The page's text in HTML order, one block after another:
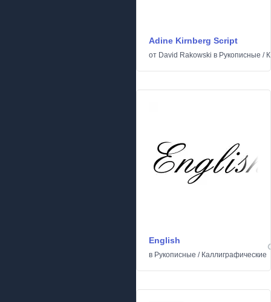
Adine Kirnberg Script
от David Rakowski в Рукописные /
English
в Рукописные / Каллиграфические